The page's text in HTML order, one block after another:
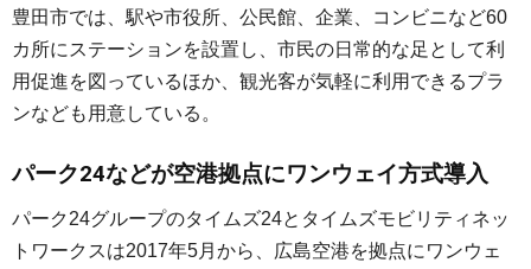
豊田市では、駅や市役所、公民館、企業、コンビニなど60
カ所にステーションを設置し、市民の日常的な足として利
用促進を図っているほか、観光客が気軽に利用できるプラ
ンなども用意している。
パーク24などが空港拠点にワンウェイ方式導入
パーク24グループのタイムズ24とタイムズモビリティネッ
トワークスは2017年5月から、広島空港を拠点にワンウェ